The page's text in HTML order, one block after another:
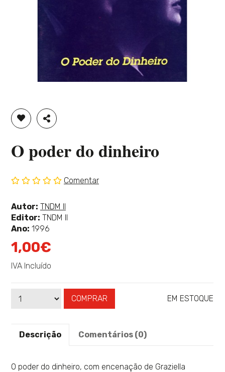
ADICIONAR À LISTA DE DESEJOS
PARTILHAR
O poder do dinheiro
classificação
Comentar
Autor: Ver
mais
sobre
TNDM II
Editor: TNDM II
Ano: 1996
1,00€
IVA Incluído
Qtd COMPRAR
Disponibilidade: EM ESTOQUE
Descrição Comentários (0)
O poder do dinheiro, com encenação de Graziella